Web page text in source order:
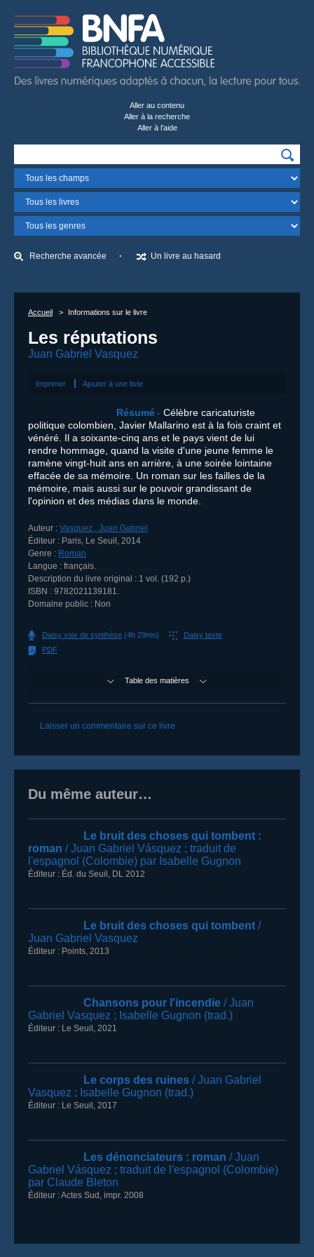
Aller au contenu
Aller à la recherche
Aller à l’aide
Champ
Format
Genre
Recherche avancée Un livre au hasard
Accueil Informations sur le livre
Les réputations
Juan Gabriel Vasquez
Imprimer Ajouter à une liste
Résumé
Célèbre caricaturiste
politique colombien, Javier Mallarino est à la fois craint et
vénéré. Il a soixante-cinq ans et le pays vient de lui
rendre hommage, quand la visite d'une jeune femme le
ramène vingt-huit ans en arrière, à une soirée lointaine
effacée de sa mémoire. Un roman sur les failles de la
mémoire, mais aussi sur le pouvoir grandissant de
l'opinion et des médias dans le monde.
Auteur : Vasquez , Juan Gabriel
Éditeur : Paris, Le Seuil , 2014
Genre : Roman
Langue : français.
Description du livre original : 1 vol. (192 p.)
ISBN : 9782021139181.
Domaine public : Non
Daisy voix de synthèse (4h 29mn)
Daisy texte
PDF
Table des matières
Laisser un commentaire sur ce livre
Du même auteur…
Le bruit des choses qui tombent :
roman / Juan Gabriel Vásquez ; traduit de
l'espagnol (Colombie) par Isabelle Gugnon
Éditeur : Éd. du Seuil , DL 2012
Le bruit des choses qui tombent /
Juan Gabriel Vasquez
Éditeur : Points, 2013
Chansons pour l'incendie / Juan
Gabriel Vasquez ; Isabelle Gugnon (trad.)
Éditeur : Le Seuil , 2021
Le corps des ruines / Juan Gabriel
Vasquez ; Isabelle Gugnon (trad.)
Éditeur : Le Seuil , 2017
Les dénonciateurs : roman / Juan
Gabriel Vásquez ; traduit de l'espagnol (Colombie)
par Claude Bleton
Éditeur :Actes Sud , impr. 2008